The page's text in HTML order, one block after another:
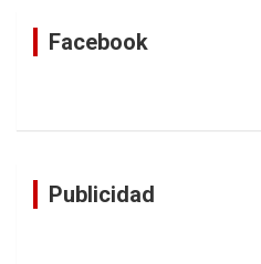
Facebook
Publicidad